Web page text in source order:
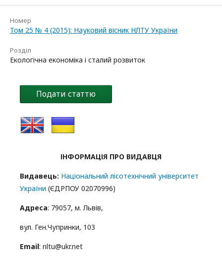
Номер
Том 25 № 4 (2015): Науковий вісник НЛТУ України
Розділ
Екологічна економіка і сталий розвиток
Подати статтю
ІНФОРМАЦІЯ ПРО ВИДАВЦЯ
Видавець: Національний лісотехнічний університет
України (ЄДРПОУ 02070996)
Адреса: 79057, м. Львів,
вул. Ген.Чупринки, 103
Email: nltu@ukr.net